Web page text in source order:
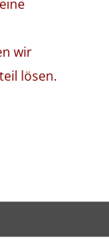
wir
lösen.